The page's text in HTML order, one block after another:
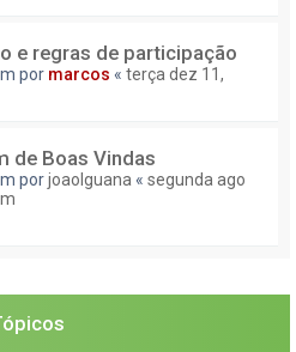
e regras de participação
por marcos « terça dez 11,
de Boas Vindas
porjoaoIguana « segunda ago